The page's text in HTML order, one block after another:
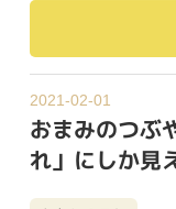
2021-02-01
おまみのつぶ
れ」にしか見